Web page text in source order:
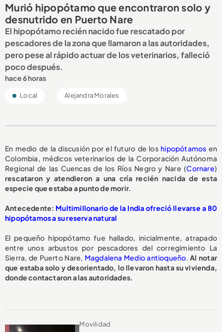
Murió hipopótamo que encontraron solo y
desnutrido en Puerto Nare
El hipopótamo recién nacido fue rescatado por
pescadores de la zona que llamaron a las autoridades,
pero pese al rápido actuar de los veterinarios, falleció
poco después.
hace 6 horas
Local Alejandra Morales
En medio de la discusión por el futuro de los hipopótamos en
Colombia, médicos veterinarios de la Corporación Autónoma
Regional de las Cuencas de los Ríos Negro y Nare (Cornare)
rescataron y atendieron a una cría recién nacida de esta
especie que estaba a punto de morir.
Antecedente: Multimillonario de la India ofreció llevarse a 80
hipopótamos a su reserva natural
El pequeño hipopótamo fue hallado, inicialmente, atrapado
entre unos arbustos por pescadores del corregimiento La
Sierra, de Puerto Nare, Magdalena Medio antioqueño.Al notar
que estaba solo y desorientado, lo llevaron hasta su vivienda,
donde contactaron a las autoridades.
Movilidad